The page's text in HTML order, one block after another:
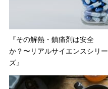
『その解熱・鎮痛剤は安全
か？〜リアルサイエンスシリー
ズ』